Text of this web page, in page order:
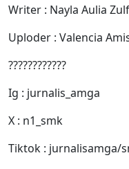
Writer : Nayla Aulia
Uploder : Valencia
????????????
Ig : jurnalis_amga
X : n1_smk
Tiktok : jurnalisamga/